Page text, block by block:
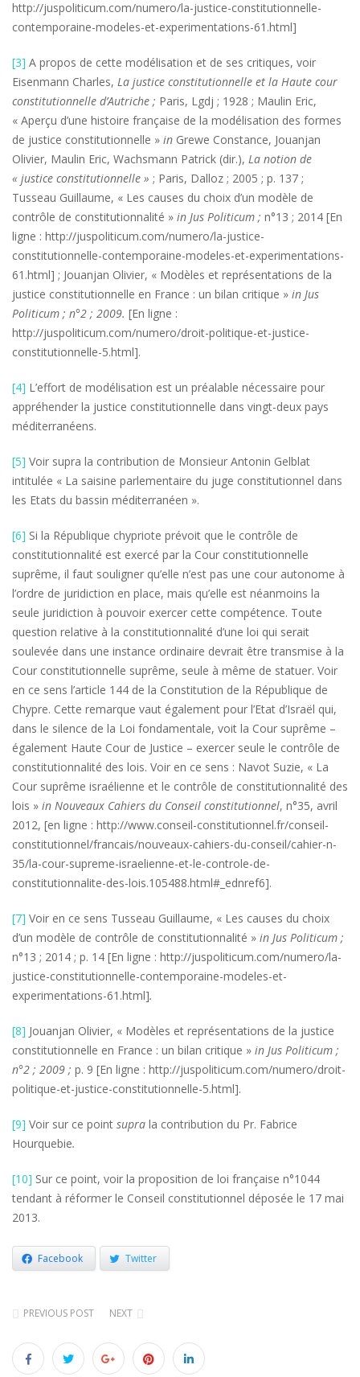
http://juspoliticum.com/numero/la-justice-constitutionnelle-
contemporaine-modeles-et-experimentations-61.html]
[3] A propos de cette modélisation et de ses critiques, voir
Eisenmann Charles, La justice constitutionnelle et la Haute cour
constitutionnelle d’Autriche ; Paris, Lgdj ; 1928 ; Maulin Eric,
« Aperçu d’une histoire française de la modélisation des formes
de justice constitutionnelle » in Grewe Constance, Jouanjan
Olivier, Maulin Eric, Wachsmann Patrick (dir.), La notion de
« justice constitutionnelle » ; Paris, Dalloz ; 2005 ; p. 137 ;
Tusseau Guillaume, « Les causes du choix d’un modèle de
contrôle de constitutionnalité » in Jus Politicum ; n°13 ; 2014 [En
ligne : http://juspoliticum.com/numero/la-justice-
constitutionnelle-contemporaine-modeles-et-experimentations-
61.html] ; Jouanjan Olivier, « Modèles et représentations de la
justice constitutionnelle en France : un bilan critique » in Jus
Politicum ; n°2 ; 2009. [En ligne :
http://juspoliticum.com/numero/droit-politique-et-justice-
constitutionnelle-5.html].
[4] L’effort de modélisation est un préalable nécessaire pour
appréhender la justice constitutionnelle dans vingt-deux pays
méditerranéens.
[5] Voir supra la contribution de Monsieur Antonin Gelblat
intitulée « La saisine parlementaire du juge constitutionnel dans
les Etats du bassin méditerranéen ».
[6] Si la République chypriote prévoit que le contrôle de
constitutionnalité est exercé par la Cour constitutionnelle
suprême, il faut souligner qu’elle n’est pas une cour autonome à
l’ordre de juridiction en place, mais qu’elle est néanmoins la
seule juridiction à pouvoir exercer cette compétence. Toute
question relative à la constitutionnalité d’une loi qui serait
soulevée dans une instance ordinaire devrait être transmise à la
Cour constitutionnelle suprême, seule à même de statuer. Voir
en ce sens l’article 144 de la Constitution de la République de
Chypre. Cette remarque vaut également pour l’Etat d’Israël qui,
dans le silence de la Loi fondamentale, voit la Cour suprême –
également Haute Cour de Justice – exercer seule le contrôle de
constitutionnalité des lois. Voir en ce sens : Navot Suzie, « La
Cour suprême israélienne et le contrôle de constitutionnalité des
lois » in Nouveaux Cahiers du Conseil constitutionnel, n°35, avril
2012, [en ligne : http://www.conseil-constitutionnel.fr/conseil-
constitutionnel/francais/nouveaux-cahiers-du-conseil/cahier-n-
35/la-cour-supreme-israelienne-et-le-controle-de-
constitutionnalite-des-lois.105488.html#_ednref6].
[7] Voir en ce sens Tusseau Guillaume, « Les causes du choix
d’un modèle de contrôle de constitutionnalité » in Jus Politicum ;
n°13 ; 2014 ; p. 14 [En ligne : http://juspoliticum.com/numero/la-
justice-constitutionnelle-contemporaine-modeles-et-
experimentations-61.html].
[8] Jouanjan Olivier, « Modèles et représentations de la justice
constitutionnelle en France : un bilan critique » in Jus Politicum ;
n°2 ; 2009 ; p. 9 [En ligne : http://juspoliticum.com/numero/droit-
politique-et-justice-constitutionnelle-5.html].
[9] Voir sur ce point supra la contribution du Pr. Fabrice
Hourquebie.
[10] Sur ce point, voir la proposition de loi française n°1044
tendant à réformer le Conseil constitutionnel déposée le 17 mai
2013.
Facebook Twitter
PREVIOUS POST NEXT